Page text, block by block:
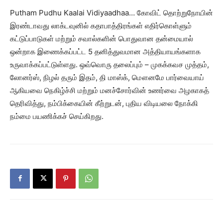
Putham Pudhu Kaalai Vidiyaadhaa… கோவிட் தொற்றுநோயின்
இரண்டாவது லாக்டவுனில் கதாபாத்திரங்கள் எதிர்கொள்ளும்
கட்டுப்பாடுகள் மற்றும் சவால்களின் பொதுவான தன்மையால்
ஒன்றாக இணைக்கப்பட்ட 5 தனித்துவமான அத்தியாயங்களாக
உருவாக்கப்பட்டுள்ளது. ஒவ்வொரு தலைப்பும் – முகக்கவச முத்தம்,
லோனர்ஸ், நிழல் தரும் இதம், தி மாஸ்க், மௌனமே பார்வையாய்
ஆகியவை நெகிழ்ச்சி மற்றும் மனச்சோர்வின் உணர்வை அழகாகத்
தெரிவித்து, நம்பிக்கையின் கீற்றுடன், புதிய விடியலை நோக்கி
நம்மை பயணிக்கச் செய்கிறது.